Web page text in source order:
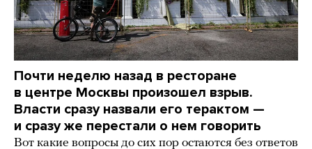
Почти неделю назад в ресторане
в центре Москвы произошел взрыв.
Власти сразу назвали его терактом —
и сразу же перестали о нем говорить
Вот какие вопросы до сих пор остаются без ответов